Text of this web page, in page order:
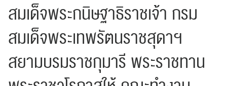
สมเด็จพระกนิษฐาธิราชเจ้า กรม
สมเด็จพระเทพรัตนราชสุดาฯ
สยามบรมราชกุมารี พระราชทาน